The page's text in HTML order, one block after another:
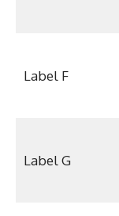
Label F
Label G